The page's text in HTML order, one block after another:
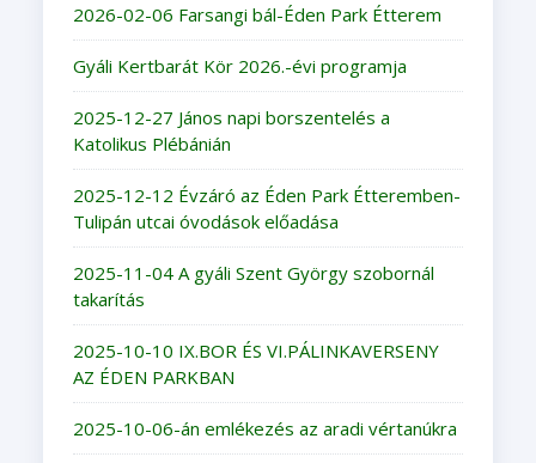
2026-02-06 Farsangi bál-Éden Park Étterem
Gyáli Kertbarát Kör 2026.-évi programja
2025-12-27 János napi borszentelés a
Katolikus Plébánián
2025-12-12 Évzáró az Éden Park Étteremben-
Tulipán utcai óvodások előadása
2025-11-04 A gyáli Szent György szobornál
takarítás
2025-10-10 IX.BOR ÉS VI.PÁLINKAVERSENY
AZ ÉDEN PARKBAN
2025-10-06-án emlékezés az aradi vértanúkra